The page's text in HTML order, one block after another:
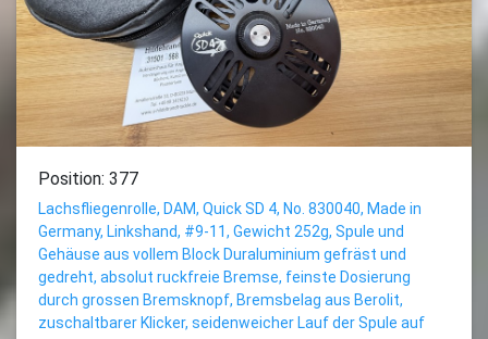
Position: 377
Lachsfliegenrolle, DAM, Quick SD 4, No. 830040, Made in
Germany, Linkshand, #9-11, Gewicht 252g, Spule und
Gehäuse aus vollem Block Duraluminium gefräst und
gedreht, absolut ruckfreie Bremse, feinste Dosierung
durch grossen Bremsknopf, Bremsbelag aus Berolit,
zuschaltbarer Klicker, seidenweicher Lauf der Spule auf